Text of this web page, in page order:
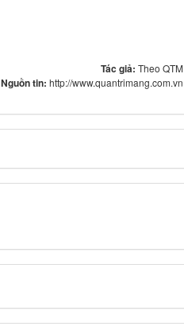
Tác giả:Theo QTM
Nguồn tin:http://www.quantrimang.com.vn